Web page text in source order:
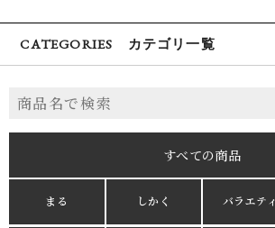
CATEGORIES カテゴリ一覧
すべての商品
まる しかく バラエティ